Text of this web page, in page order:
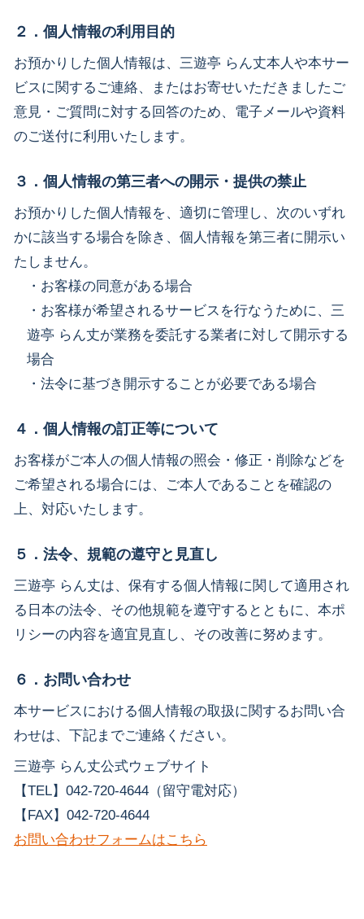
２．個人情報の利用目的
お預かりした個人情報は、三遊亭 らん丈本人や本サー
ビスに関するご連絡、またはお寄せいただきましたご
意見・ご質問に対する回答のため、電子メールや資料
のご送付に利用いたします。
３．個人情報の第三者への開示・提供の禁止
お預かりした個人情報を、適切に管理し、次のいずれ
かに該当する場合を除き、個人情報を第三者に開示い
たしません。
・お客様の同意がある場合
・お客様が希望されるサービスを行なうために、三
遊亭 らん丈が業務を委託する業者に対して開示する
場合
・法令に基づき開示することが必要である場合
４．個人情報の訂正等について
お客様がご本人の個人情報の照会・修正・削除などを
ご希望される場合には、ご本人であることを確認の
上、対応いたします。
５．法令、規範の遵守と見直し
三遊亭 らん丈は、保有する個人情報に関して適用され
る日本の法令、その他規範を遵守するとともに、本ポ
リシーの内容を適宜見直し、その改善に努めます。
６．お問い合わせ
本サービスにおける個人情報の取扱に関するお問い合
わせは、下記までご連絡ください。
三遊亭 らん丈公式ウェブサイト
【TEL】042-720-4644（留守電対応）
【FAX】042-720-4644
お問い合わせフォームはこちら